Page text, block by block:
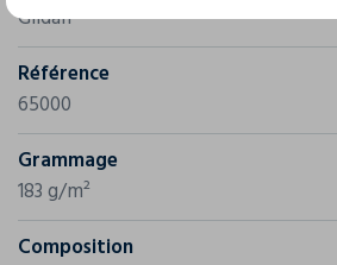
Gildan
Référence
65000
Grammage
183 g/m²
Composition